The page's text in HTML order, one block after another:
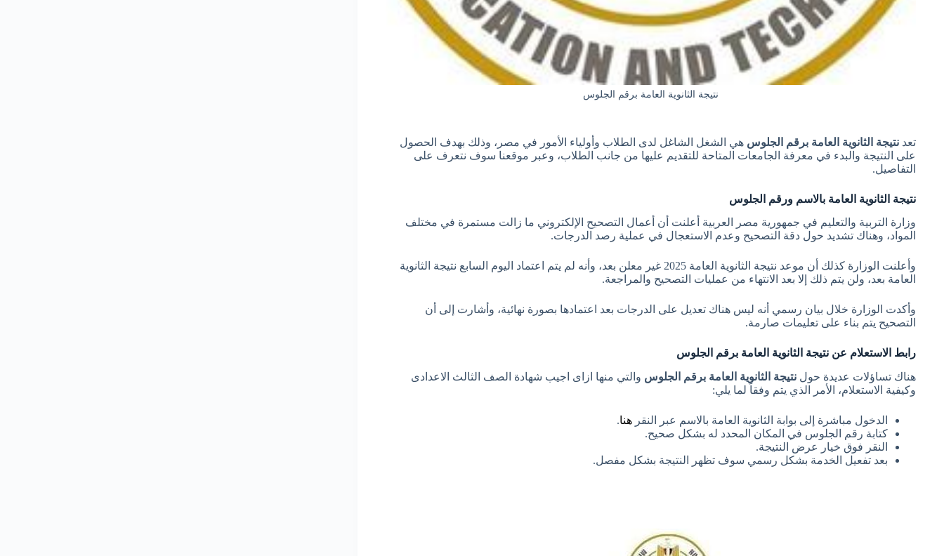
نتيجة الثانوية العامة برقم الجلوس
تعد نتيجة الثانوية العامة برقم الجلوس هي الشغل الشاغل لدى الطلاب وأولياء الأمور في مصر، وذلك بهدف الحصول
على النتيجة والبدء في معرفة الجامعات المتاحة للتقديم عليها من جانب الطلاب، وعبر موقعنا سوف نتعرف على
التفاصيل.
نتيجة الثانوية العامة بالاسم ورقم الجلوس
وزارة التربية والتعليم في جمهورية مصر العربية أعلنت أن أعمال التصحيح الإلكتروني ما زالت مستمرة في مختلف
المواد، وهناك تشديد حول دقة التصحيح وعدم الاستعجال في عملية رصد الدرجات.
وأعلنت الوزارة كذلك أن موعد نتيجة الثانوية العامة 2025 غير معلن بعد، وأنه لم يتم اعتماد اليوم السابع نتيجة الثانوية
العامة بعد، ولن يتم ذلك إلا بعد الانتهاء من عمليات التصحيح والمراجعة.
وأكدت الوزارة خلال بيان رسمي أنه ليس هناك تعديل على الدرجات بعد اعتمادها بصورة نهائية، وأشارت إلى أن
التصحيح يتم بناء على تعليمات صارمة.
رابط الاستعلام عن نتيجة الثانوية العامة برقم الجلوس
هناك تساؤلات عديدة حول نتيجة الثانوية العامة برقم الجلوس والتي منها ازاى اجيب شهادة الصف الثالث الاعدادى
وكيفية الاستعلام، الأمر الذي يتم وفقاً لما يلي:
الدخول مباشرة إلى بوابة الثانوية العامة بالاسم عبر النقر هنا.
كتابة رقم الجلوس في المكان المحدد له بشكل صحيح.
النقر فوق خيار عرض النتيجة.
بعد تفعيل الخدمة بشكل رسمي سوف تظهر النتيجة بشكل مفصل.